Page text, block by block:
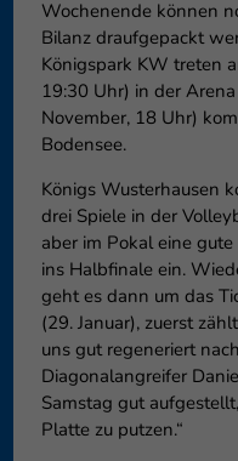
Wochenende können
Bilanz draufgepackt
Königspark KW treten
19:30 Uhr) in der
November, 18 Uhr)
Bodensee.
Königs Wusterhausen
drei Spiele in der
aber im Pokal eine
ins Halbfinale ein.
geht es dann um das
(29. Januar), zuerst
uns gut regeneriert
Diagonalangreifer
Samstag gut
Platte zu putzen.“